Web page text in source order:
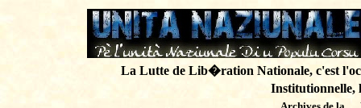
La Lutte de Lib�ration Nationale, c'est
Institutionnelle,